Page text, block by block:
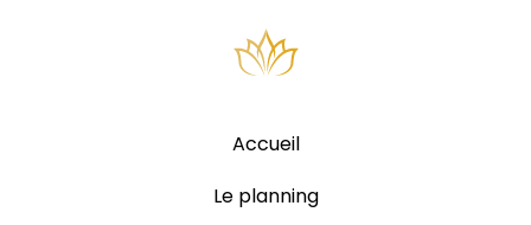
Accueil
Le planning